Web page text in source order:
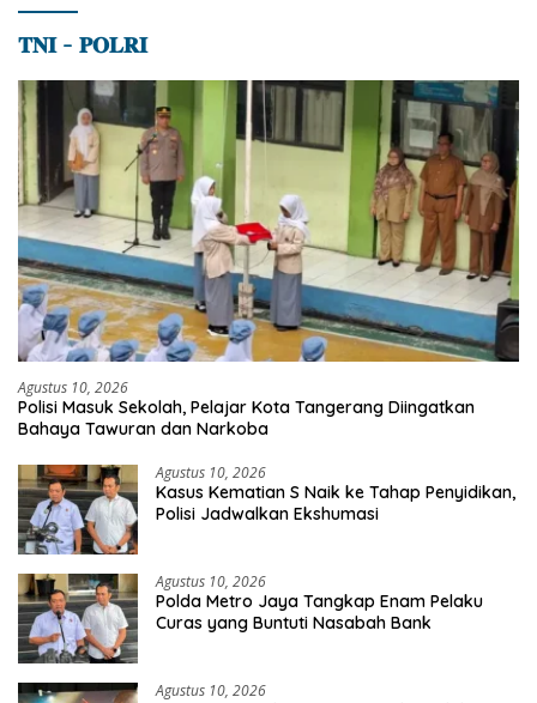
𝐓𝐍𝐈 – 𝐏𝐎𝐋𝐑𝐈
Agustus 10, 2026
Polisi Masuk Sekolah, Pelajar Kota Tangerang Diingatkan
Bahaya Tawuran dan Narkoba
Agustus 10, 2026
Kasus Kematian S Naik ke Tahap Penyidikan,
Polisi Jadwalkan Ekshumasi
Agustus 10, 2026
Polda Metro Jaya Tangkap Enam Pelaku
Curas yang Buntuti Nasabah Bank
Agustus 10, 2026